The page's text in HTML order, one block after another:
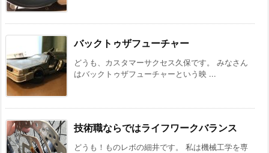
バックトゥザフューチャー
どうも、カスタマーサクセス久保です。 みなさん
はバックトゥザフューチャーという映 ...
技術職ならではライフワークバランス
どうも！ものレボの細井です。 私は機械工学を専